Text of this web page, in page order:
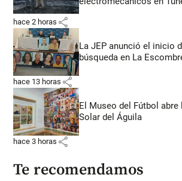
hace 2 horas share
La JEP anunció el inicio
búsqueda en La
hace 13 horas share
El Museo del Fútbol abre
Solar del Águila
hace 3 horas share
Te recomendamos